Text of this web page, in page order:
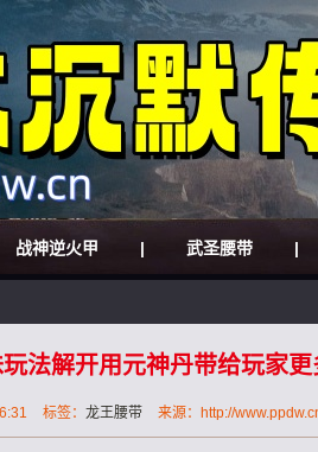
战神逆火甲 | 武圣腰带 |
法解开用元神丹带给玩家
标签： 龙王腰带 来源：http://